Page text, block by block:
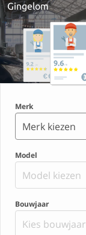
Gingelom
Merk
Merk kiezen
Model
Model kiezen
Bouwjaar
Kies bouwjaar